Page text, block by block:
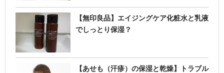
【無印良品】エイジングケア化粧水と乳液
でしっとり保湿？
【あせも（汗疹）の保湿と乾燥】トラブル